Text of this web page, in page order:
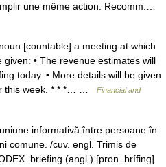
une même action. Recomm.…
[countable] a meeting at which
• The revenue estimates will
today. • More details will be given
this week. * * *… …
Financial and
informativă între persoane în
comune. /cuv. engl. Trimis de
briefing (angl.) [pron. brífing]